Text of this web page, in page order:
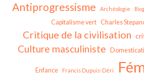
Antiprogressisme Archéologie
Capitalisme vert Charles
Critique de la civilisation
Culture masculiniste
Enfance Francis Dupuis-Déri